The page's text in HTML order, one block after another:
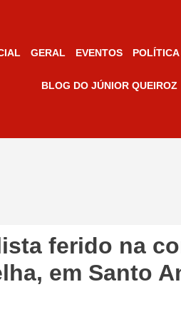
GERAL EVENTOS POLÍTICA
BLOG DO JÚNIOR QUEIROZ
ferido na
em Santo